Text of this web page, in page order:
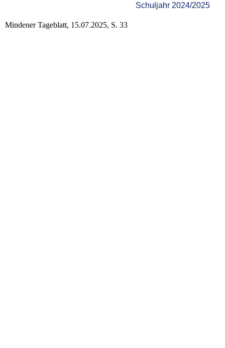
Schuljahr 2024/2025
Mindener Tageblatt, 15.07.2025, S. 33